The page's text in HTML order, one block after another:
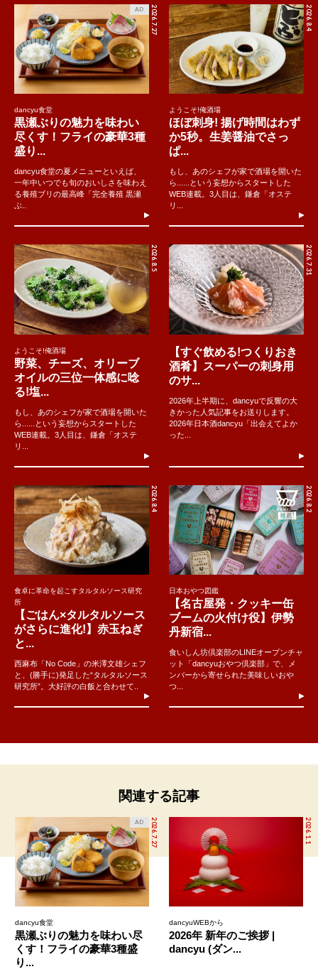
2026.7.27
AD
dancyu食堂
黒瀬ぶりの魅力を味わい
尽くす！フライの豪華3種
盛り...
dancyu食堂の夏メニューといえば、
一年中いつでも旬のおいしさを味わえ
る養殖ブリの最高峰「完全養殖 黒瀬
ぶ..
2026.8.4
ようこそ!俺酒場
ほぼ刺身! 揚げ時間はわず
か5秒。生姜醤油でさっ
ぱ...
もし、あのシェフが家で酒場を開いた
ら......という妄想からスタートした
WEB連載。3人目は、鎌倉「オステ
リ...
2026.8.5
ようこそ!俺酒場
野菜、チーズ、オリーブ
オイルの三位一体感に唸
る!塩...
もし、あのシェフが家で酒場を開いた
ら......という妄想からスタートした
WEB連載。3人目は、鎌倉「オステ
リ...
2026.7.31
【すぐ飲める!つくりおき
酒肴】スーパーの刺身用
のサ...
2026年上半期に、dancyuで反響の大
きかった人気記事をお送りします。
2026年日本酒dancyu「出会えてよか
った...
2026.8.4
食卓に革命を起こすタルタルソース研究
所
【ごはん×タルタルソース
がさらに進化!】赤玉ねぎ
と...
西麻布「No Code」の米澤文雄シェフ
と、(勝手に)発足した“タルタルソース
研究所”。大好評の白飯と合わせて..
2026.8.2
日本おやつ図鑑
【名古屋発・クッキー缶
ブームの火付け役】伊勢
丹新宿...
食いしん坊倶楽部のLINEオープンチャ
ット「dancyuおやつ倶楽部」で、メ
ンバーから寄せられた美味しいおや
つ...
関連する記事
2026.7.27
AD
dancyu食堂
黒瀬ぶりの魅力を味わい尽
くす！フライの豪華3種盛
り...
2026.1.1
dancyuWEBから
2026年 新年のご挨拶 |
dancyu (ダン...